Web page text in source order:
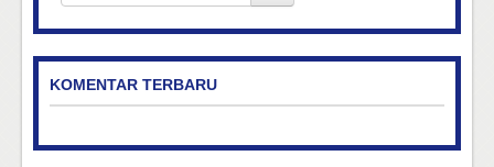
KOMENTAR TERBARU